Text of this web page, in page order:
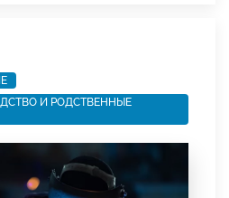
И РОДСТВЕННЫЕ